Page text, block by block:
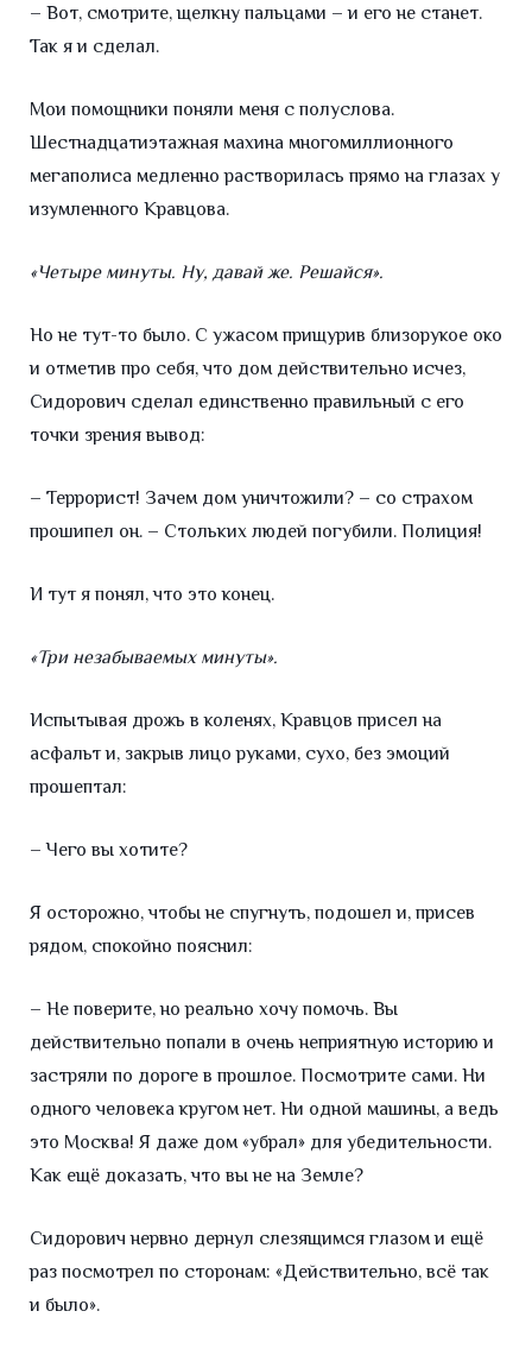
– Вот, смотрите, щелкну пальцами – и его не станет.
Так я и сделал.
Мои помощники поняли меня с полуслова.
Шестнадцатиэтажная махина многомиллионного
мегаполиса медленно растворилась прямо на глазах у
изумленного Кравцова.
«Четыре минуты. Ну, давай же. Решайся».
Но не тут-то было. С ужасом прищурив близорукое око
и отметив про себя, что дом действительно исчез,
Сидорович сделал единственно правильный с его
точки зрения вывод:
– Террорист! Зачем дом уничтожили? – со страхом
прошипел он. – Стольких людей погубили. Полиция!
И тут я понял, что это конец.
«Три незабываемых минуты».
Испытывая дрожь в коленях, Кравцов присел на
асфальт и, закрыв лицо руками, сухо, без эмоций
прошептал:
– Чего вы хотите?
Я осторожно, чтобы не спугнуть, подошел и, присев
рядом, спокойно пояснил:
– Не поверите, но реально хочу помочь. Вы
действительно попали в очень неприятную историю и
застряли по дороге в прошлое. Посмотрите сами. Ни
одного человека кругом нет. Ни одной машины, а ведь
это Москва! Я даже дом «убрал» для убедительности.
Как ещё доказать, что вы не на Земле?
Сидорович нервно дернул слезящимся глазом и ещё
раз посмотрел по сторонам: «Действительно, всё так
и было».